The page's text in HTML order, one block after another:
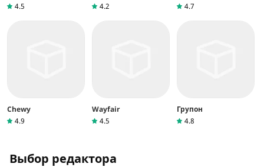
4.5
4.2
4.7
Chewy
4.9
Wayfair
4.5
Групон
4.8
Выбор редактора